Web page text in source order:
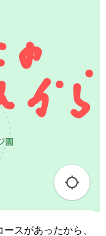
スがあったから、